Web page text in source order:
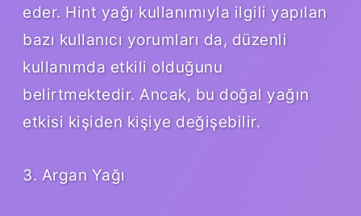
eder. Hint yağı kullanımıyla ilgili yapılan
bazı kullanıcı yorumları da, düzenli
kullanımda etkili olduğunu
belirtmektedir. Ancak, bu doğal yağın
etkisi kişiden kişiye değişebilir.
3. Argan Yağı